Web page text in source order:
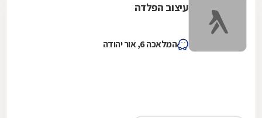
עיצוב הפלדה
המלאכה 6, אור יהודה